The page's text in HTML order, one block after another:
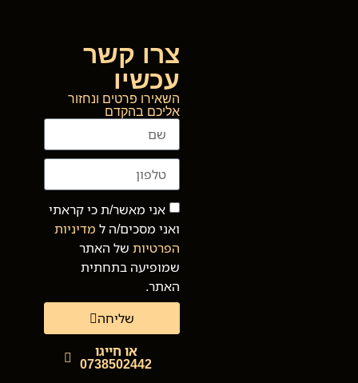
צרו קשר
עכשיו
השאירו פרטים ונחזור
אליכם בהקדם
אני מאשר/ת כי קראתי
ואני מסכים/ה ל מדיניות
הפרטיותשל האתר
שמופיעה בתחתית
האתר.
שליחה
או חייגו
0738502442